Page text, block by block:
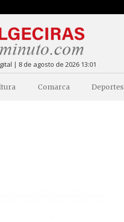
| 8 de agosto de 2026 13:01
Comarca Deportes